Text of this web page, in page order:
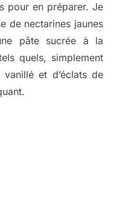
pour en préparer. Je
de nectarines jaunes
pâte sucrée à la
quels, simplement
et d’éclats de